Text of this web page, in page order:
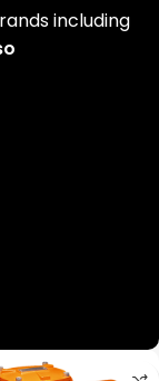
including